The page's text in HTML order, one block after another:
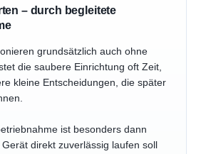
– durch begleitete
grundsätzlich auch ohne
die saubere Einrichtung oft Zeit,
kleine Entscheidungen, die später
ist besonders dann
direkt zuverlässig laufen soll